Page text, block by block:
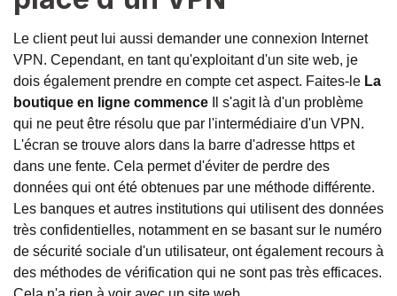
Le client peut lui aussi demander une connexion Internet
VPN. Cependant, en tant qu'exploitant d'un site web, je
dois également prendre en compte cet aspect. Faites-le La
boutique en ligne commence Il s'agit là d'un problème
qui ne peut être résolu que par l'intermédiaire d'un VPN.
L'écran se trouve alors dans la barre d'adresse https et
dans une fente. Cela permet d'éviter de perdre des
données qui ont été obtenues par une méthode différente.
Les banques et autres institutions qui utilisent des données
très confidentielles, notamment en se basant sur le numéro
de sécurité sociale d'un utilisateur, ont également recours à
des méthodes de vérification qui ne sont pas très efficaces.